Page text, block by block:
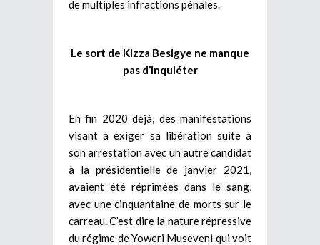
de multiples infractions pénales.
Le sort de Kizza Besigye ne manque
pas d’inquiéter
En fin 2020 déjà, des manifestations
visant à exiger sa libération suite à
son arrestation avec un autre candidat
à la présidentielle de janvier 2021,
avaient été réprimées dans le sang,
avec une cinquantaine de morts sur le
carreau. C’est dire la nature répressive
du régime de Yoweri Museveni qui voit